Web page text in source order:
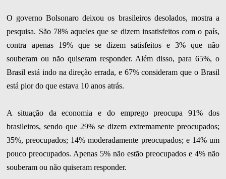
O governo Bolsonaro deixou os brasileiros desolados, mostra a
pesquisa. São 78% aqueles que se dizem insatisfeitos com o país,
contra apenas 19% que se dizem satisfeitos e 3% que não
souberam ou não quiseram responder. Além disso, para 65%, o
Brasil está indo na direção errada, e 67% consideram que o Brasil
está pior do que estava 10 anos atrás.
A situação da economia e do emprego preocupa 91% dos
brasileiros, sendo que 29% se dizem extremamente preocupados;
35%, preocupados; 14% moderadamente preocupados; e 14% um
pouco preocupados. Apenas 5% não estão preocupados e 4% não
souberam ou não quiseram responder.